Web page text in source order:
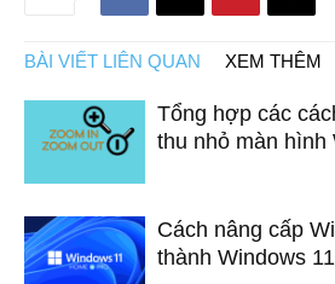
BÀI VIẾT LIÊN QUAN XEM THÊM
Tổng hợp các
thu nhỏ màn hình
Cách nâng cấp
thành Windows